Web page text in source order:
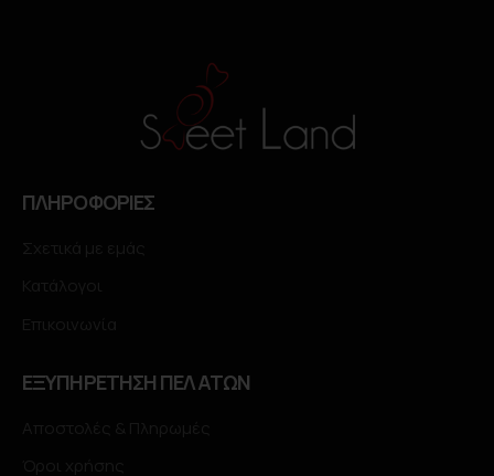
ΠΛΗΡΟΦΟΡΙΕΣ
ΕΞΥΠΗΡΕΤΗΣΗ ΠΕΛΑΤΩΝ